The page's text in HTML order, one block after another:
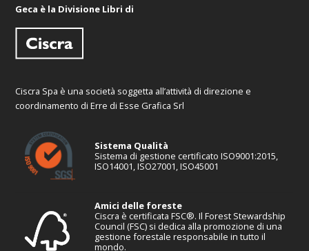
Geca è la Divisione Libri di
Ciscra Spa è una società soggetta all’attività di direzione e
coordinamento di Erre di Esse Grafica Srl
Sistema Qualità
Sistema di gestione certificato ISO9001:2015,
ISO14001, ISO27001, ISO45001
Amici delle foreste
Ciscra è certificata FSC®. Il Forest Stewardship
Council (FSC) si dedica alla promozione di una
gestione forestale responsabile in tutto il
mondo.